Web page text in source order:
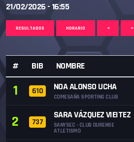
21/02/2026 - 16:55
RESULTADOS HORARIO < >
# BIB NOMBRE
1 610 NOA ALONSO UCHA
COMESAÑA SPORTING CLUB
2 737
SARA VÁZQUEZ VIEITEZ
SANYSEC - CLUB OURENSE
ATLETISMO